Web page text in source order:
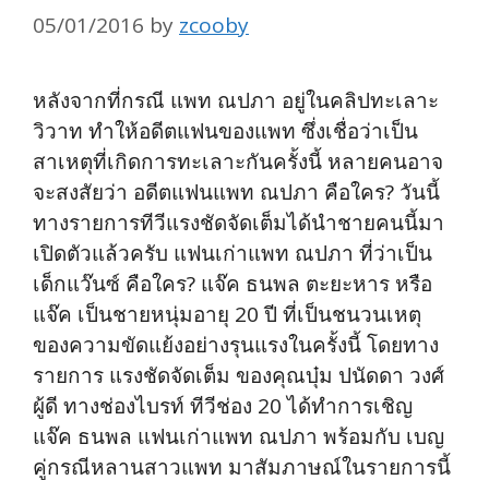
05/01/2016 by zcooby
หลังจากที่กรณี แพท ณปภา อยู่ในคลิปทะเลาะ
วิวาท ทำให้อดีตแฟนของแพท ซึ่งเชื่อว่าเป็น
สาเหตุที่เกิดการทะเลาะกันครั้งนี้ หลายคนอาจ
จะสงสัยว่า อดีตแฟนแพท ณปภา คือใคร? วันนี้
ทางรายการทีวีแรงชัดจัดเต็มได้นำชายคนนี้มา
เปิดตัวแล้วครับ แฟนเก่าแพท ณปภา ที่ว่าเป็น
เด็กแว๊นซ์ คือใคร? แจ๊ค ธนพล ตะยะหาร หรือ
แจ๊ค เป็นชายหนุ่มอายุ 20 ปี ที่เป็นชนวนเหตุ
ของความขัดแย้งอย่างรุนแรงในครั้งนี้ โดยทาง
รายการ แรงชัดจัดเต็ม ของคุณบุ๋ม ปนัดดา วงศ์
ผู้ดี ทางช่องไบรท์ ทีวีช่อง 20 ได้ทำการเชิญ
แจ๊ค ธนพล แฟนเก่าแพท ณปภา พร้อมกับ เบญ
คู่กรณีหลานสาวแพท มาสัมภาษณ์ในรายการนี้